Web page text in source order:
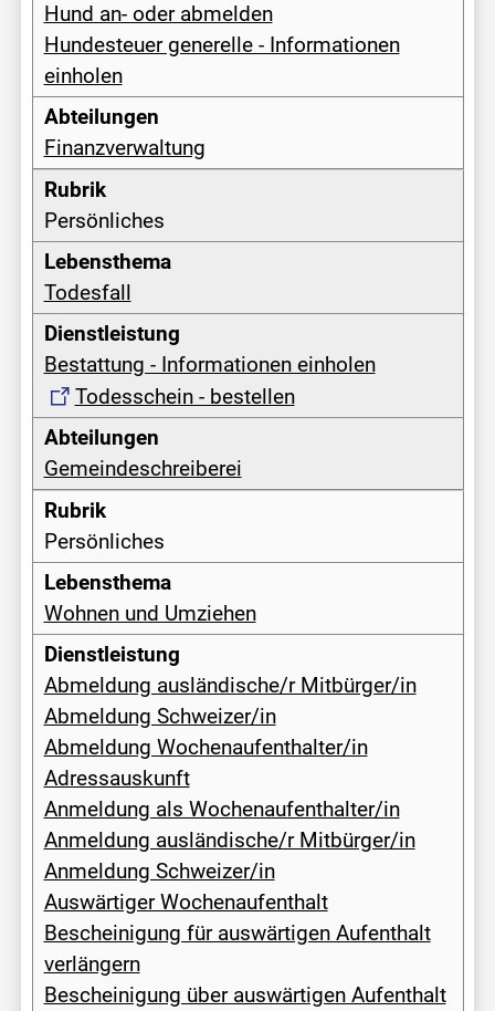
Hund an- oder abmelden
Hundesteuer generelle - Informationen
einholen
Finanzverwaltung
Persönliches
Todesfall
Bestattung - Informationen einholen
Todesschein - bestellen
Gemeindeschreiberei
Persönliches
Wohnen und Umziehen
Abmeldung ausländische/r Mitbürger/in
Abmeldung Schweizer/in
Abmeldung Wochenaufenthalter/in
Adressauskunft
Anmeldung als Wochenaufenthalter/in
Anmeldung ausländische/r Mitbürger/in
Anmeldung Schweizer/in
Auswärtiger Wochenaufenthalt
Bescheinigung für auswärtigen Aufenthalt
verlängern
Bescheinigung über auswärtigen Aufenthalt